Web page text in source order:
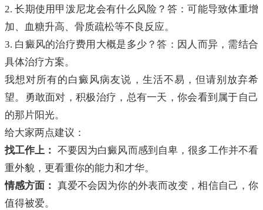
2. 长期使用甲泼尼龙会有什么风险？答：可能导致体重增
加、血糖升高、骨质疏松等不良反应。
3. 白癜风的治疗费用大概是多少？答：因人而异，需结合
具体治疗方案。
我想对所有的白癜风病友说，生活不易，但请别放弃希
望。勇敢面对，积极治疗，总有一天，你会看到属于自己
的那片阳光。
给大家两点建议：
找工作上： 不要因为白癜风而感到自卑，很多工作并不看
重外貌，更看重你的能力和才华。
情感方面： 真爱不会因为你的外表而改变，相信自己，你
值得被爱。